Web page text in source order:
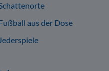
aus der Dose
Jederspiele